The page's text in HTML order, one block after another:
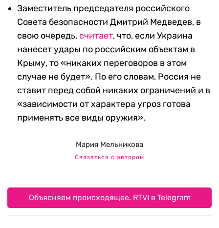
Заместитель председателя российского
Совета безопасности Дмитрий Медведев, в
свою очередь, считает, что, если Украина
нанесет удары по российским объектам в
Крыму, то «никаких переговоров в этом
случае не будет». По его словам, Россия не
ставит перед собой никаких ограничений и в
«зависимости от характера угроз готова
применять все виды оружия».
Мария Мельникова
Связаться с автором
Объясняем происходящее. RTVI в Telegram